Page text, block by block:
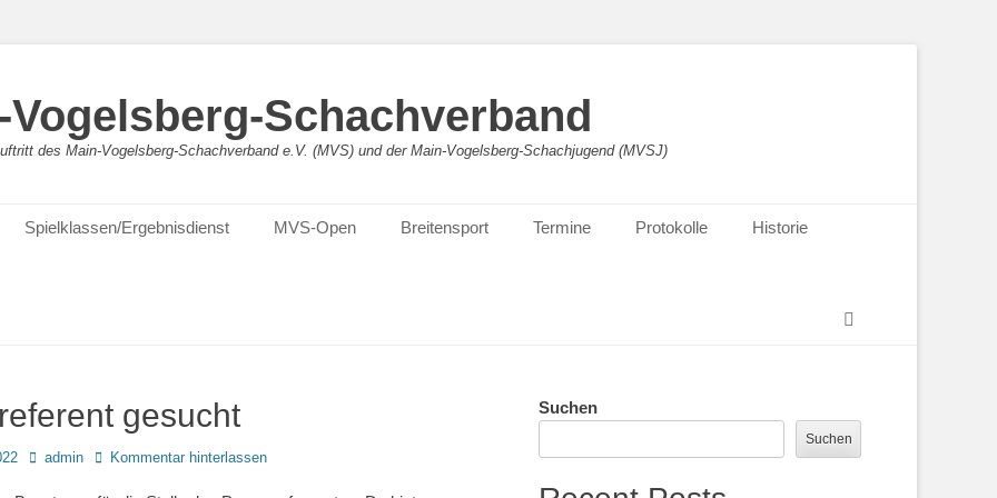
Vogelsberg-Schachverband
des Main-Vogelsberg-Schachverband e.V. (MVS) und der Main-Vogelsberg-Schachjugend (MVSJ)
Spielklassen/Ergebnisdienst MVS-Open Breitensport Termine Protokolle Historie
gesucht
Autoradmin Kommentar hinterlassen
Suchen
Suchen